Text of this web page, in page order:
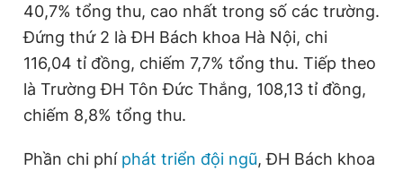
40,7% tổng thu, cao nhất trong số các trường.
Đứng thứ 2 là ĐH Bách khoa Hà Nội, chi
116,04 tỉ đồng, chiếm 7,7% tổng thu. Tiếp theo
là Trường ĐH Tôn Đức Thắng, 108,13 tỉ đồng,
chiếm 8,8% tổng thu.
Phần chi phí phát triển đội ngũ, ĐH Bách khoa